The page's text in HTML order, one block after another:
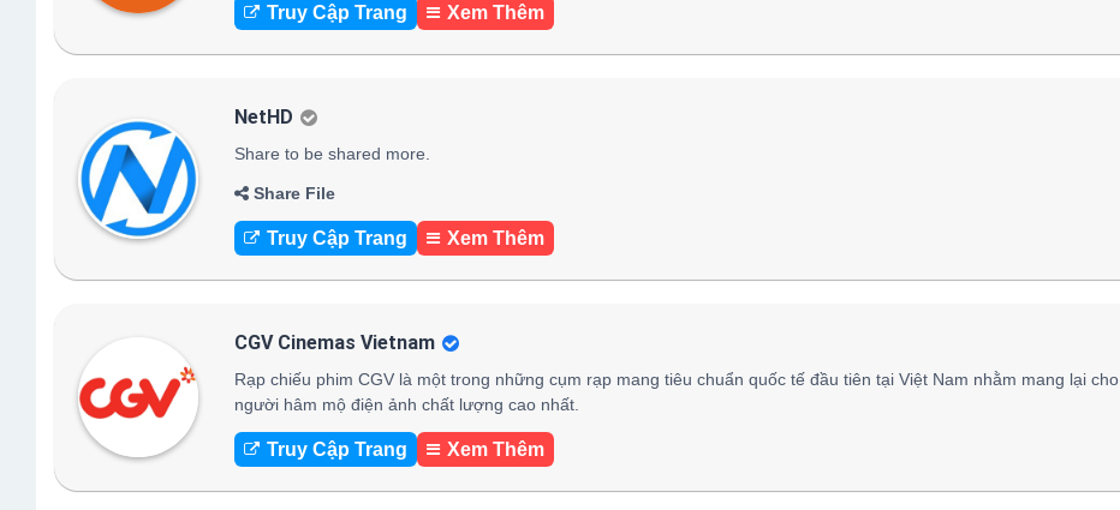
Truy Cập Trang Xem Thêm
NetHD
Share to be shared more.
Share File
Truy Cập Trang Xem Thêm
CGV Cinemas Vietnam
Rạp chiếu phim CGV là một trong những cụm rạp mang tiêu chuẩn quốc tế đầu tiên tại Việt Nam nhằm mang lại cho
người hâm mộ điện ảnh chất lượng cao nhất.
Truy Cập Trang Xem Thêm